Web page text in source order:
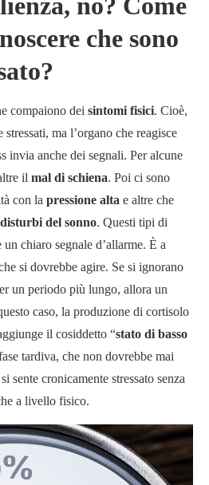
che sono
compaiono dei sintomi fisici. Cioè,
ma l’organo che reagisce
invia anche dei segnali. Per alcune
il mal di schiena. Poi ci sono
con la pressione alta e altre che
disturbi del sonno. Questi tipi di
chiaro segnale d’allarme. È a
si dovrebbe agire. Se si ignorano
un periodo più lungo, allora un
caso, la produzione di cortisolo
il cosiddetto “stato di basso
tardiva, che non dovrebbe mai
sente cronicamente stressato senza
a livello fisico.